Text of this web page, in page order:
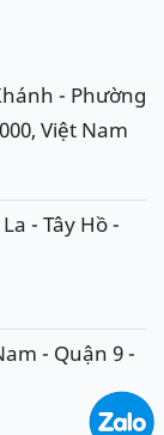
- Phường
Việt Nam
- Tây Hồ -
- Quận 9 -